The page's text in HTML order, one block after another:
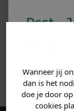
Wanneer jij
dan is het
doe je door
cookies
MATERIAAL &
ANDERE
Psst...
krijg
Vertel
zoek